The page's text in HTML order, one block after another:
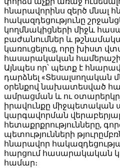
հնարավորինս զերծ մնալ
հակազդեցությունը
կողմնակիցների միջև
բաժանումներ և
կառուցելուց, որը խիստ
հասարակական
Այնպես որ՝ պետք է
դարձնել «Տեսալսողական
օրենքով նախատեսված
ամրացման և ու
իրավունքը միջպետական
կարգավորման
հետաքրքրությունները,
պետությունների
հնարավոր
հարցում հասարակական
համար։